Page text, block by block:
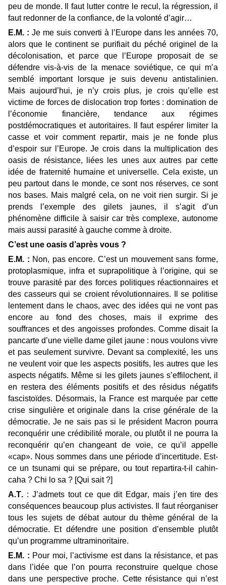
peu de monde. Il faut lutter contre le recul, la régression, il
faut redonner de la confiance, de la volonté d’agir…
E.M. : Je me suis converti à l’Europe dans les années 70,
alors que le continent se purifiait du péché originel de la
décolonisation, et parce que l’Europe proposait de se
défendre vis-à-vis de la menace soviétique, ce qui m’a
semblé important lorsque je suis devenu antistalinien.
Mais aujourd’hui, je n’y crois plus, je crois qu’elle est
victime de forces de dislocation trop fortes : domination de
l’économie financière, tendance aux régimes
postdémocratiques et autoritaires. Il faut espérer limiter la
casse et voir comment repartir, mais je ne fonde plus
d’espoir sur l’Europe. Je crois dans la multiplication des
oasis de résistance, liées les unes aux autres par cette
idée de fraternité humaine et universelle. Cela existe, un
peu partout dans le monde, ce sont nos réserves, ce sont
nos bases. Mais malgré cela, on ne voit rien surgir. Si je
prends l’exemple des gilets jaunes, il s’agit d’un
phénomène difficile à saisir car très complexe, autonome
mais aussi parasité à gauche comme à droite.
C’est une oasis d’après vous ?
E.M. : Non, pas encore. C’est un mouvement sans forme,
protoplasmique, infra et suprapolitique à l’origine, qui se
trouve parasité par des forces politiques réactionnaires et
des casseurs qui se croient révolutionnaires. Il se politise
lentement dans le chaos, avec des idées qui ne vont pas
encore au fond des choses, mais il exprime des
souffrances et des angoisses profondes. Comme disait la
pancarte d’une vielle dame gilet jaune : nous voulons vivre
et pas seulement survivre. Devant sa complexité, les uns
ne veulent voir que les aspects positifs, les autres que les
aspects négatifs. Même si les gilets jaunes s’effilochent, il
en restera des éléments positifs et des résidus négatifs
fascistoïdes. Désormais, la France est marquée par cette
crise singulière et originale dans la crise générale de la
démocratie. Je ne sais pas si le président Macron pourra
reconquérir une crédibilité morale, ou plutôt il ne pourra la
reconquérir qu’en changeant de voie, ce qu’il appelle
«cap». Nous sommes dans une période d’incertitude. Est-
ce un tsunami qui se prépare, ou tout repartira-t-il cahin-
caha ? Chi lo sa ? [Qui sait ?]
A.T. : J’admets tout ce que dit Edgar, mais j’en tire des
conséquences beaucoup plus activistes. Il faut réorganiser
tous les sujets de débat autour du thème général de la
démocratie. Et défendre une position d’ensemble plutôt
qu’un programme ultraminoritaire.
E.M. : Pour moi, l’activisme est dans la résistance, et pas
dans l’idée que l’on pourra reconstruire quelque chose
dans une perspective proche. Cette résistance qui n’est